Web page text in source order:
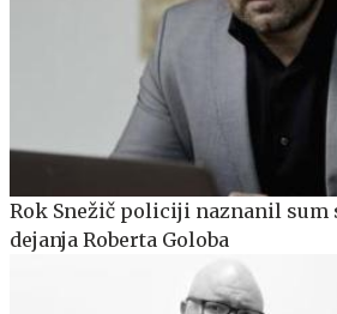
Rok Snežič policiji naznanil sum
dejanja Roberta Goloba